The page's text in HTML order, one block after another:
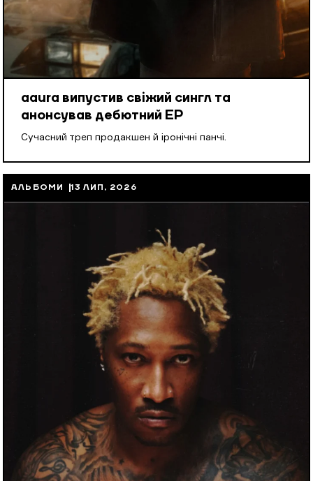
aaura випустив свіжий сингл та
анонсував дебютний EP
Cучасний треп продакшен й іронічні панчі.
АЛЬБОМИ 13 ЛИП, 2026